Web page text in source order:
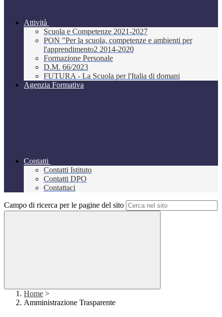
Attività
Scuola e Competenze 2021-2027
PON "Per la scuola, competenze e ambienti per
l'apprendimento2 2014-2020
Formazione Personale
D.M. 66/2023
FUTURA - La Scuola per l'Italia di domani
Agenzia Formativa
Contatti
Contatti Istituto
Contatti DPO
Contattaci
Campo di ricerca per le pagine del sito
Home >
Amministrazione Trasparente